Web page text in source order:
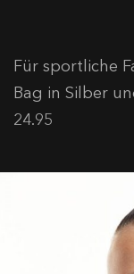
Für sportliche
Bag in Silber
24.95